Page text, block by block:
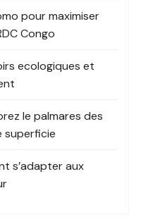
pour maximiser
Congo
ecologiques et
le palmares des
superficie
s’adapter aux